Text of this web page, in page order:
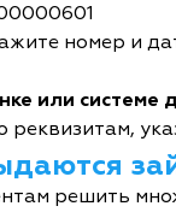
номер и
или системе
реквизитам,
решить